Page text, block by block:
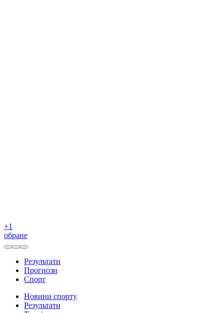
+1
обране
Результати
Прогнози
Спорт
Новини спорту
Результати